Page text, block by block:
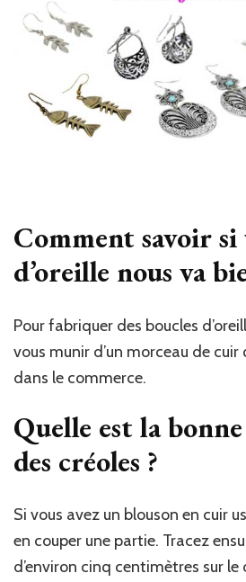
Comment savoir si
d’oreille nous va
Pour fabriquer des boucles
vous munir d’un morceau de
dans le commerce.
Quelle est la
des créoles ?
Si vous avez un blouson en cuir
en couper une partie. Tracez
d’environ cinq centimètres sur le